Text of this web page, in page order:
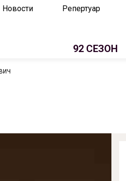
Новости Репертуар
92 СЕЗОН